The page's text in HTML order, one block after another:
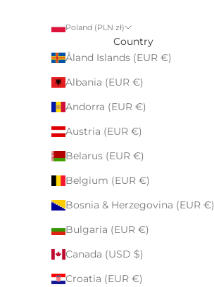
Poland (PLN zł)
Country
Åland Islands (EUR €)
Albania (EUR €)
Andorra (EUR €)
Austria (EUR €)
Belarus (EUR €)
Belgium (EUR €)
Bosnia & Herzegovina (EUR €)
Bulgaria (EUR €)
Canada (USD $)
Croatia (EUR €)